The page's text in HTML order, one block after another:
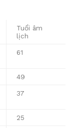
Tuổi âm
lịch
61
49
37
25